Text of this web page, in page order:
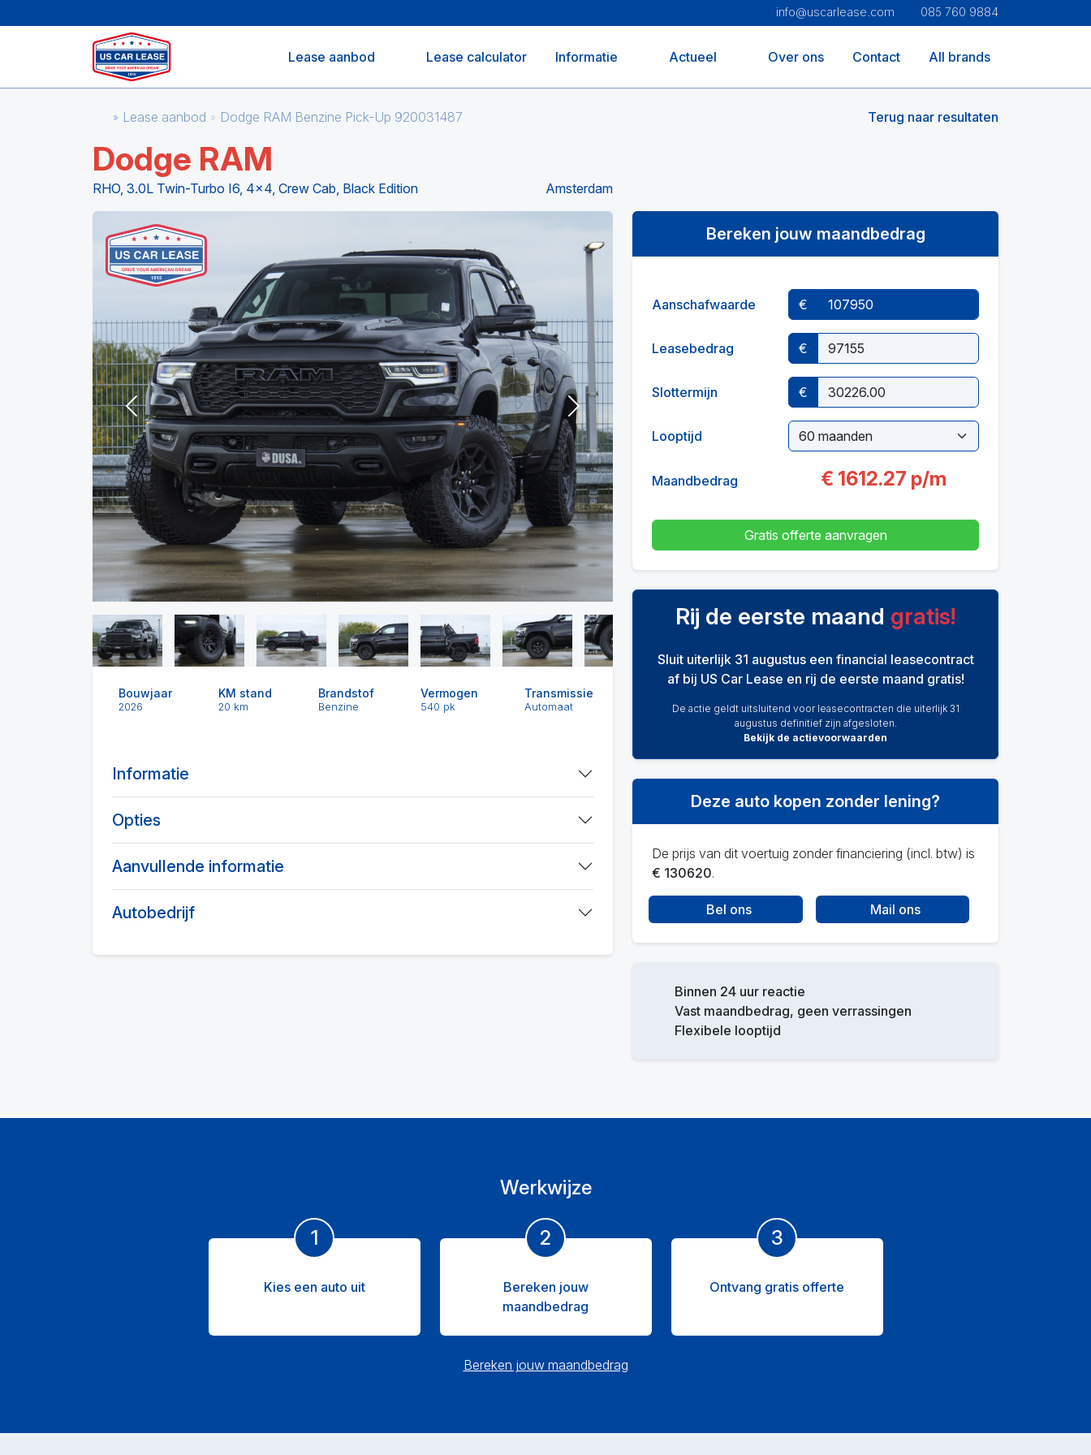
info@uscarlease.com 085 760 9884
Lease aanbod Lease calculator Informatie Actueel Over ons Contact All brands
Lease aanbod Dodge RAM Benzine Pick-Up 920031487 Terug naar resultaten
Dodge RAM
RHO, 3.0L Twin-Turbo I6, 4x4, Crew Cab, Black Edition Amsterdam
Previous Next
Bouwjaar
2026
KM stand
20 km
Brandstof
Benzine
Vermogen
540 pk
Transmissie
Automaat
Informatie
Opties
Aanvullende informatie
Autobedrijf
Bereken jouw maandbedrag
Aanschafwaarde €
Leasebedrag €
Slottermijn €
Looptijd
Maandbedrag € 1612.27 p/m
Gratis offerte aanvragen
Rij de eerste maand gratis!
Sluit uiterlijk 31 augustus een financial leasecontract
af bij US Car Lease en rij de eerste maand gratis!
De actie geldt uitsluitend voor leasecontracten die uiterlijk 31
augustus definitief zijn afgesloten.
Bekijk de actievoorwaarden
Deze auto kopen zonder lening?
De prijs van dit voertuig zonder financiering (incl. btw) is
€ 130620.
Bel ons Mail ons
Binnen 24 uur reactie
Vast maandbedrag, geen verrassingen
Flexibele looptijd
Werkwijze
1
Kies een auto uit
2
Bereken jouw
maandbedrag
3
Ontvang gratis offerte
Bereken jouw maandbedrag